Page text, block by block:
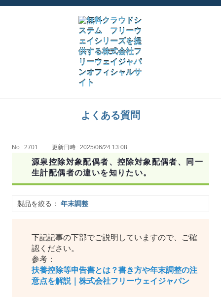
よくある質問
No : 2701 更新日時 : 2025/06/24 13:08
源泉控除対象配偶者、控除対象配偶者、同一
生計配偶者の違いを知りたい。
製品を絞る： 年末調整
下記記事の下部でご説明していますので、ご確
認ください。
参考：
扶養控除等申告書とは？書き方や年末調整の注
意点を解説｜株式会社フリーウェイジャパン